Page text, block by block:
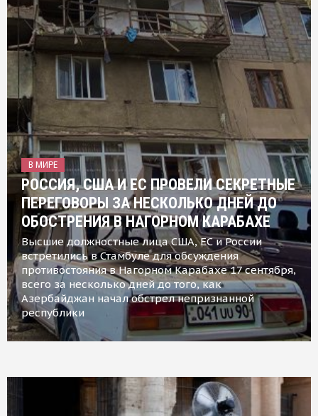
В МИРЕ
РОССИЯ, США И ЕС ПРОВЕЛИ СЕКРЕТНЫЕ
ПЕРЕГОВОРЫ ЗА НЕСКОЛЬКО ДНЕЙ ДО
ОБОСТРЕНИЯ В НАГОРНОМ КАРАБАХЕ
Высшие должностные лица США, ЕС и России
встретились в Стамбуле для обсуждения
противостояния в Нагорном Карабахе 17 сентября,
всего за несколько дней до того, как
Азербайджан начал обстрел непризнанной
республики